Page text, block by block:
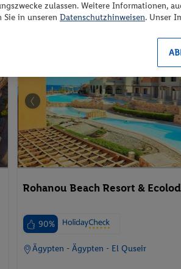
Familienzimmer Suite Villa
Rohanou Beach Resort &
90%
Ägypten - Ägypten - El Quseir
zulassen. Weitere Informationen,
in unseren Datenschutzhinweisen. Unser